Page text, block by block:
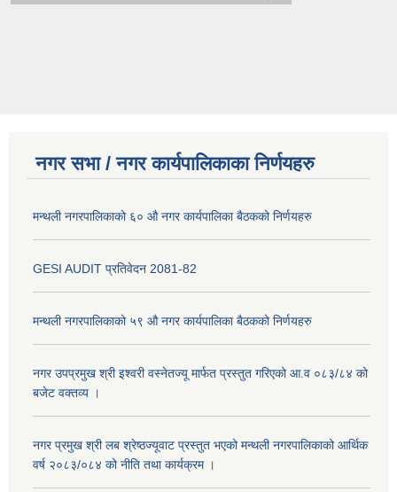
नगर सभा / नगर कार्यपालिकाका निर्णयहरु
मन्थली नगरपालिकाको ६० औ नगर कार्यपालिका बैठकको निर्णयहरु
GESI AUDIT प्रतिवेदन 2081-82
मन्थली नगरपालिकाको ५९ औ नगर कार्यपालिका बैठकको निर्णयहरु
नगर उपप्रमुख श्री इश्वरी वस्नेतज्यू मार्फत प्रस्तुत गरिएको आ.व ०८३/८४ को
बजेट वक्तव्य ।
नगर प्रमुख श्री लब श्रेष्ठज्यूवाट प्रस्तुत भएको मन्थली नगरपालिकाको आर्थिक
वर्ष २०८३/०८४ को नीति तथा कार्यक्रम ।